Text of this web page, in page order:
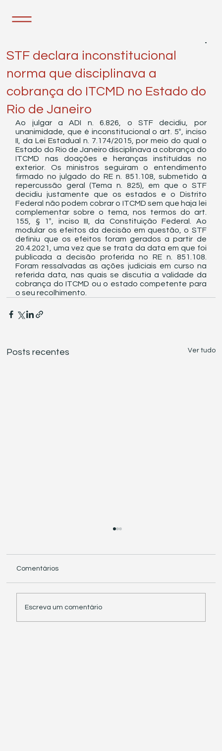
STF declara inconstitucional
norma que disciplinava a
cobrança do ITCMD no Estado do
Rio de Janeiro
Ao julgar a ADI n. 6.826, o STF decidiu, por
unanimidade, que é inconstitucional o art. 5º, inciso
II, da Lei Estadual n. 7.174/2015, por meio do qual o
Estado do Rio de Janeiro disciplinava a cobrança do
ITCMD nas doações e heranças instituídas no
exterior. Os ministros seguiram o entendimento
firmado no julgado do RE n. 851.108, submetido à
repercussão geral (Tema n. 825), em que o STF
decidiu justamente que os estados e o Distrito
Federal não podem cobrar o ITCMD sem que haja lei
complementar sobre o tema, nos termos do art.
155, § 1º, inciso III, da Constituição Federal. Ao
modular os efeitos da decisão em questão, o STF
definiu que os efeitos foram gerados a partir de
20.4.2021, uma vez que se trata da data em que foi
publicada a decisão proferida no RE n. 851.108.
Foram ressalvadas as ações judiciais em curso na
referida data, nas quais se discutia a validade da
cobrança do ITCMD ou o estado competente para
o seu recolhimento.
Posts recentes Ver tudo
Comentários
Escreva um comentário